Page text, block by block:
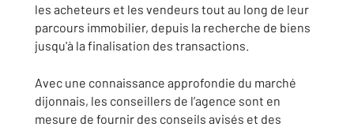
les acheteurs et les vendeurs tout au long de leur
parcours immobilier, depuis la recherche de biens
jusqu'à la finalisation des transactions.
Avec une connaissance approfondie du marché
dijonnais, les conseillers de l’agence sont en
mesure de fournir des conseils avisés et des